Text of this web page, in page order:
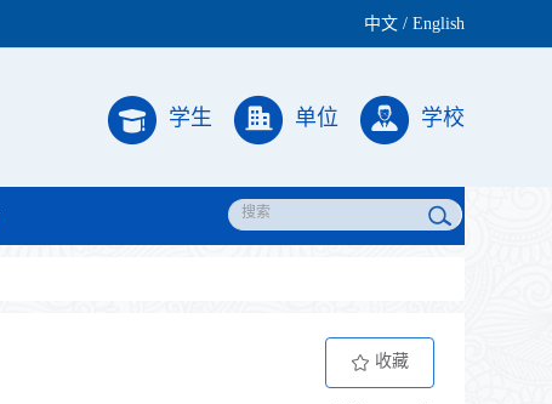
中文 / English
学生 单位 学校
收藏